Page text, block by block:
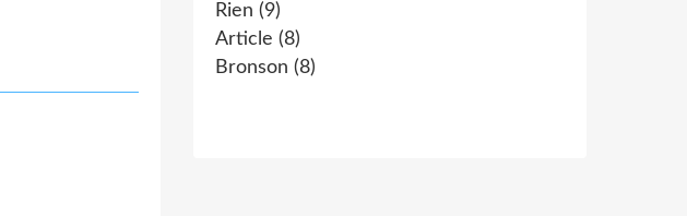
Rien (9)
Article (8)
Bronson (8)